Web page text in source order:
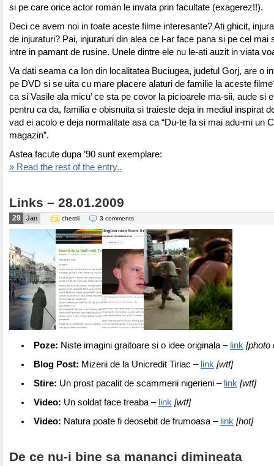
si pe care orice actor roman le invata prin facultate (exagerez!!).
Deci ce avem noi in toate aceste filme interesante? Ati ghicit,
de injuraturi? Pai, injuraturi din alea ce l-ar face pana si pe cel mai
intre in pamant de rusine. Unele dintre ele nu le-ati auzit in viata
Va dati seama ca Ion din localitatea Buciugea, judetul Gorj, are o
pe DVD si se uita cu mare placere alaturi de familie la aceste
ca si Vasile ala micu’ ce sta pe covor la picioarele ma-sii, aude si
pentru ca da, familia e obisnuita si traieste deja in mediul inspirat
vad ei acolo e deja normalitate asa ca “Du-te fa si mai adu-mi un
magazin”.
Astea facute dupa ’90 sunt exemplare:
» Read the rest of the entry..
Links – 28.01.2009
29 Jan chestii 3 comments
Poze: Niste imagini graitoare si o idee originala – link [photo
Blog Post: Mizerii de la Unicredit Tiriac – link [wtf]
Stire: Un prost pacalit de scammerii nigerieni – link [wtf]
Video: Un soldat face treaba – link [wtf]
Video: Natura poate fi deosebit de frumoasa – link [hot]
De ce nu-i bine sa mananci dimineata